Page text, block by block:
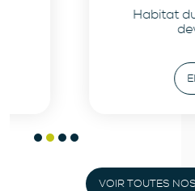
Habitat du Nord
deviennent
EN SAVOIR
VOIR TOUTES